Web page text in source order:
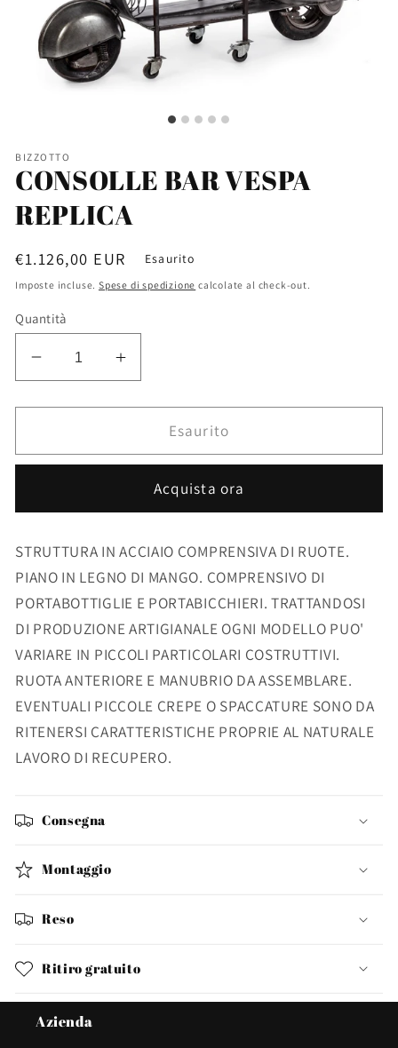
BIZZOTTO
CONSOLLE BAR VESPA
REPLICA
Prezzo
di
€1.126,00 EUR Esaurito
Imposte incluse. Spese di spedizione calcolate al check-out.
Quantità
Diminuisci
quantità
per
BAR
Aumenta
quantità
per
CONSOLLE
BAR
REPLICA
Esaurito
Acquista ora
STRUTTURA IN ACCIAIO COMPRENSIVA DI RUOTE.
PIANO IN LEGNO DI MANGO. COMPRENSIVO DI
PORTABOTTIGLIE E PORTABICCHIERI. TRATTANDOSI
DI PRODUZIONE ARTIGIANALE OGNI MODELLO PUO'
VARIARE IN PICCOLI PARTICOLARI COSTRUTTIVI.
RUOTA ANTERIORE E MANUBRIO DA ASSEMBLARE.
EVENTUALI PICCOLE CREPE O SPACCATURE SONO DA
RITENERSI CARATTERISTICHE PROPRIE AL NATURALE
LAVORO DI RECUPERO.
Consegna
Montaggio
Reso
Ritiro gratuito
Azienda